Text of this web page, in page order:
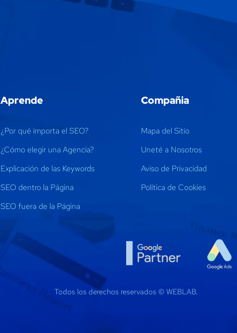
Aprende
¿Por qué importa el SEO?
¿Cómo elegir una Agencia?
Explicación de las Keywords
SEO dentro la Página
SEO fuera de la Página
Compañia
Mapa del Sitio
Uneté a Nosotros
Aviso de Privacidad
Política de Cookies
Todos los derechos reservados © WEBLAB.